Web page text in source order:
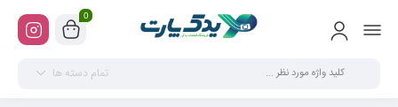
0
تمام دسته ها